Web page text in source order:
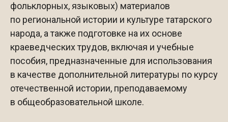
фольклорных, языковых) материалов
по региональной истории и культуре татарского
народа, а также подготовке на их основе
краеведческих трудов, включая и учебные
пособия, предназначенные для использования
в качестве дополнительной литературы по курсу
отечественной истории, преподаваемому
в общеобразовательной школе.